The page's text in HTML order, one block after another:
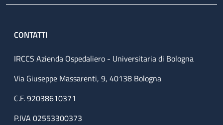
CONTATTI
IRCCS Azienda Ospedaliero - Universitaria di Bologna
Via Giuseppe Massarenti, 9, 40138 Bologna
C.F. 92038610371
P.IVA 02553300373